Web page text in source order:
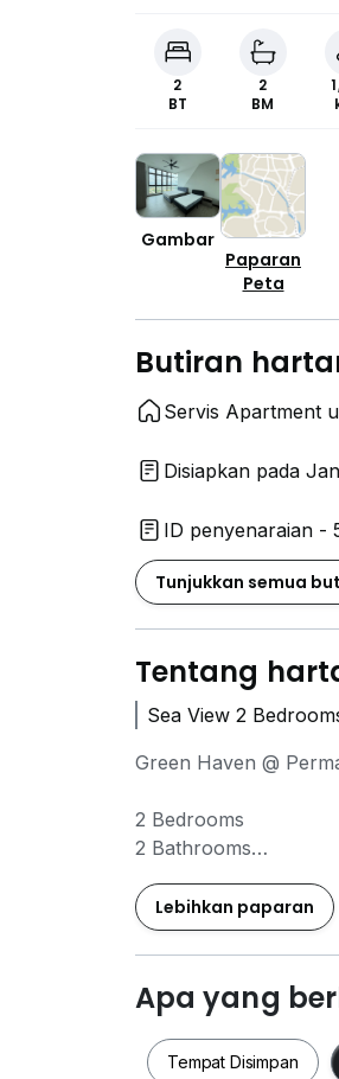
2
BT
2
BM
Gambar
Paparan
Peta
Butiran
Servis Apartment
Disiapkan pada
ID penyenaraian -
Tunjukkan semua
Tentang
Sea View 2
Green Haven @
2 Bedrooms
2 Bathrooms
Fully Furnished
1012sqft
High Floor
Sea View
Rental: RM2400
Lebihkan paparan
Apa yang
Tempat Disimpan